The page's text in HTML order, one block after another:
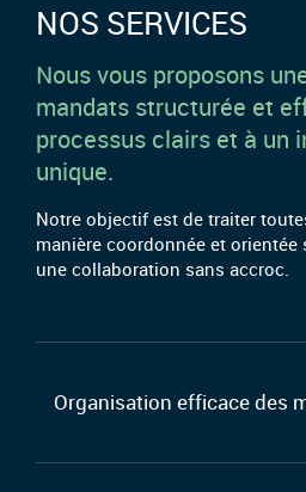
NOS SERVICES
Nous vous proposons
mandats structurée et
processus clairs et à un
unique.
Notre objectif est de traiter
manière coordonnée et
une collaboration sans accroc.
Organisation efficace des